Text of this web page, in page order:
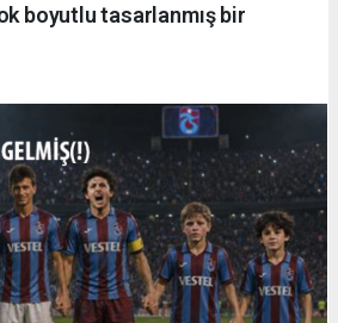
boyutlu tasarlanmış bir